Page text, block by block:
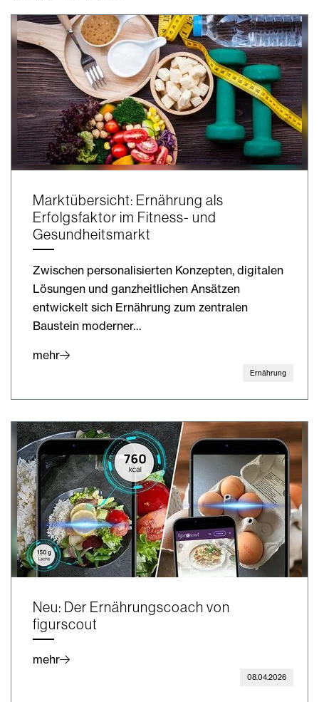
Marktübersicht: Ernährung als
Erfolgsfaktor im Fitness- und
Gesundheitsmarkt
Zwischen personalisierten Konzepten, digitalen
Lösungen und ganzheitlichen Ansätzen
entwickelt sich Ernährung zum zentralen
Baustein moderner…
mehr
Ernährung
Neu: Der Ernährungscoach von
figurscout
mehr
08.04.2026